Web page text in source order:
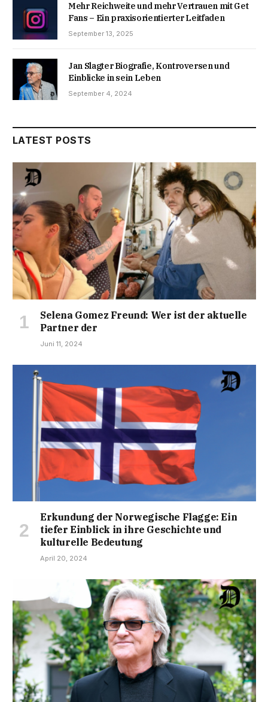
Mehr Reichweite und mehr Vertrauen mit Get
Fans – Ein praxisorientierter Leitfaden
September 13, 2025
Jan Slagter Biografie, Kontroversen und
Einblicke in sein Leben
September 4, 2024
LATEST POSTS
Selena Gomez Freund: Wer ist der aktuelle
Partner der
Juni 11, 2024
Erkundung der Norwegische Flagge: Ein
tiefer Einblick in ihre Geschichte und
kulturelle Bedeutung
April 20, 2024